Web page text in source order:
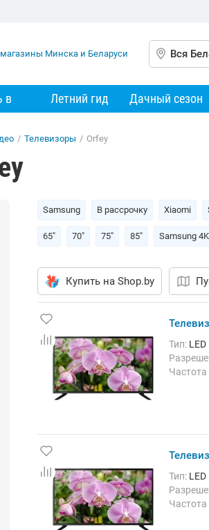
Вся
в Летний гид Дачный сезон
/ Телевизоры / Orfey
Samsung В рассрочку Xiaomi
65" 70" 75" 85" Samsung 4K
Купить на Shop.by
Тип: LED
Тип: LED